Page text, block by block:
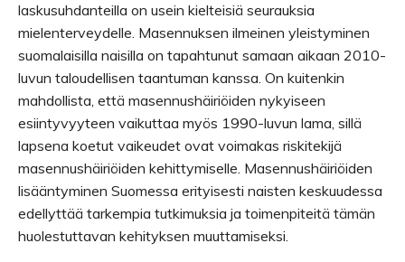
laskusuhdanteilla on usein kielteisiä seurauksia
mielenterveydelle. Masennuksen ilmeinen yleistyminen
suomalaisilla naisilla on tapahtunut samaan aikaan 2010-
luvun taloudellisen taantuman kanssa. On kuitenkin
mahdollista, että masennushäiriöiden nykyiseen
esiintyvyyteen vaikuttaa myös 1990-luvun lama, sillä
lapsena koetut vaikeudet ovat voimakas riskitekijä
masennushäiriöiden kehittymiselle. Masennushäiriöiden
lisääntyminen Suomessa erityisesti naisten keskuudessa
edellyttää tarkempia tutkimuksia ja toimenpiteitä tämän
huolestuttavan kehityksen muuttamiseksi.